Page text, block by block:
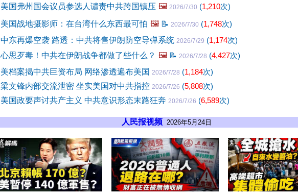
美国弗州国会议员参选人谴责中共跨国镇压 🖼️ 2026/7/30 (1,210次)
美国战地摄影师：在台湾什么东西最可怕 🖼️ 📝 2026/7/30 (1,748次)
中东再爆空袭 路透：中共将售伊朗防空导弹系统 2026/7/29 (1,174次)
心思歹毒！中共在伊朗战争都做了些什么？ 🖼️ 📝 2026/7/28 (4,427次)
美档案揭中共巨资布局 网络渗透遍布美国 2026/7/28 (1,184次)
梁文锋内部交流泄密 坐实美国对中共指控 2026/7/26 (5,808次)
美国政要声讨共产主义 中共意识形态末路狂奔 2026/7/26 (6,589次)
人民报视频 2026年5月24日